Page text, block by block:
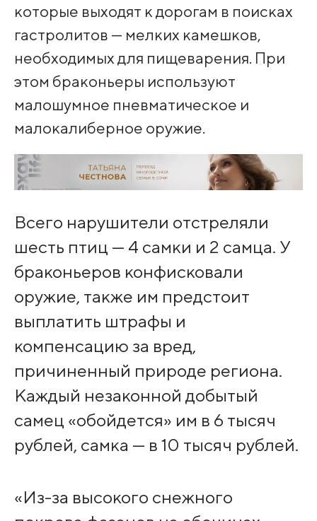
которые выходят к дорогам в поисках
гастролитов — мелких камешков,
необходимых для пищеварения. При
этом браконьеры используют
малошумное пневматическое и
малокалиберное оружие.
Всего нарушители отстреляли
шесть птиц — 4 самки и 2 самца. У
браконьеров конфисковали
оружие, также им предстоит
выплатить штрафы и
компенсацию за вред,
причиненный природе региона.
Каждый незаконной добытый
самец «обойдется» им в 6 тысяч
рублей, самка — в 10 тысяч рублей.
«Из-за высокого снежного